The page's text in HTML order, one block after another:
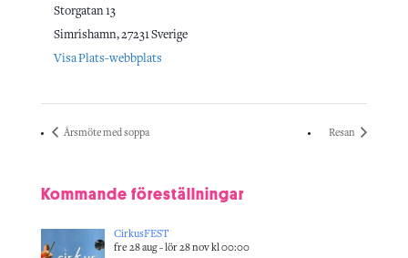
Storgatan 13
Simrishamn,27231 Sverige
Visa Plats-webbplats
Årsmöte med soppa Resan
Kommande föreställningar
CirkusFEST
fre 28 aug - lör 28 nov kl 00:00